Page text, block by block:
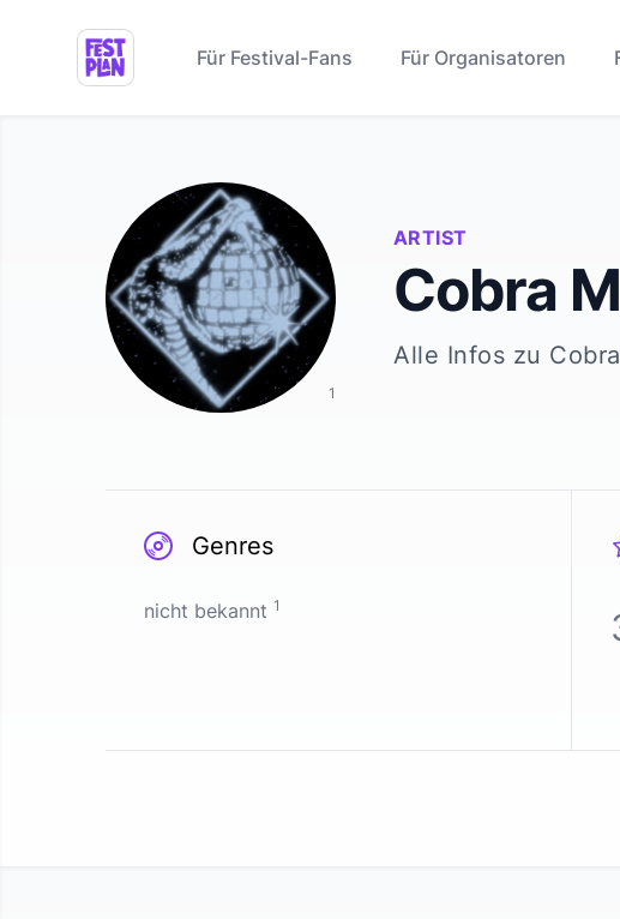
Für Festival-Fans Für Organisatoren
ARTIST
Cobra
Alle Infos zu
1
Genres
nicht bekannt 1